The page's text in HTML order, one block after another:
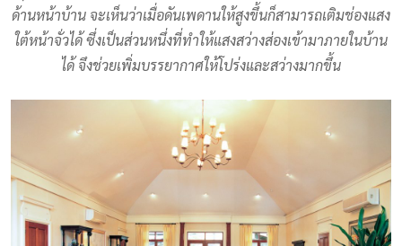
ด้านหน้าบ้าน จะเห็นว่าเมื่อดันเพดานให้สูงขึ้นก็สามารถเติมช่องแสง
ใต้หน้าจั่วได้ ซึ่งเป็นส่วนหนึ่งที่ทำให้แสงสว่างส่องเข้ามาภายในบ้าน
ได้ จึงช่วยเพิ่มบรรยากาศให้โปร่งและสว่างมากขึ้น